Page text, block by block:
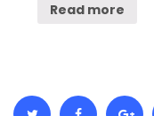
Read more